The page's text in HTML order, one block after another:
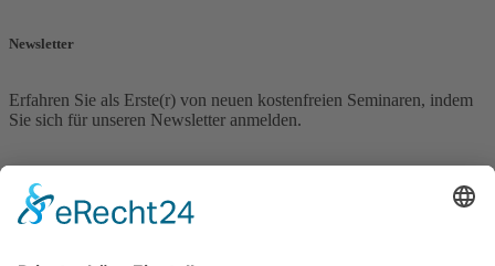
Newsletter
Erfahren Sie als Erste(r) von neuen kostenfreien Seminaren, indem
Sie sich für unseren Newsletter anmelden.
Newsletter Anmeldung